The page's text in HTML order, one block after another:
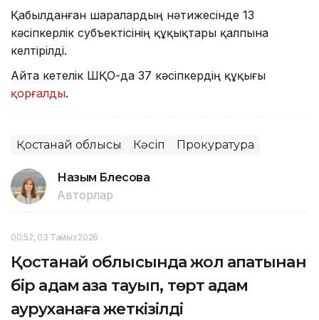
Қабылданған шаралардың нәтижесінде 13
кәсіпкерлік субъектісінің құқықтары қалпына
келтірілді.
Айта кетелік ШҚО-да 37 кәсіпкердің құқығы
қорғалды.
Қостанай облысы Кәсіп Прокуратура
Назым Бөлесова
Авторлар
00:52, 03 Тамыз 2026
Қостанай облысында жол апатынан
бір адам қаза тауып, төрт адам
ауруханаға жеткізілді